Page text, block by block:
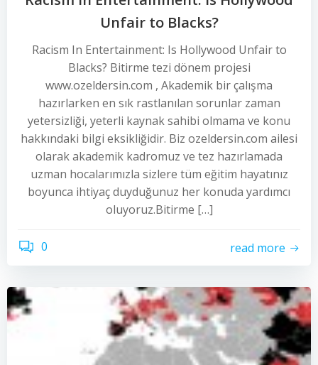
Unfair to Blacks?
Racism In Entertainment: Is Hollywood Unfair to
Blacks? Bitirme tezi dönem projesi
www.ozeldersin.com , Akademik bir çalışma
hazırlarken en sık rastlanılan sorunlar zaman
yetersizliği, yeterli kaynak sahibi olmama ve konu
hakkındaki bilgi eksikliğidir. Biz ozeldersin.com ailesi
olarak akademik kadromuz ve tez hazırlamada
uzman hocalarımızla sizlere tüm eğitim hayatınız
boyunca ihtiyaç duyduğunuz her konuda yardımcı
oluyoruz.Bitirme […]
0 read more